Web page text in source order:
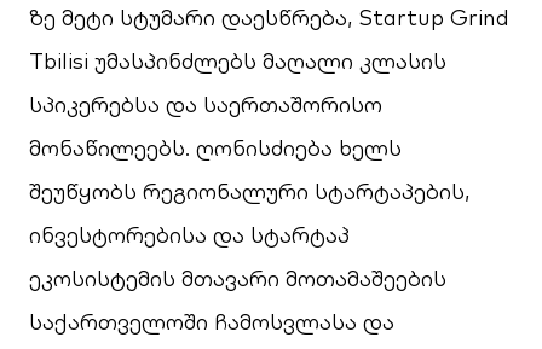
ზე მეტი სტუმარი დაესწრება, Startup Grind
Tbilisi უმასპინძლებს მაღალი კლასის
სპიკერებსა და საერთაშორისო
მონაწილეებს. ღონისძიება ხელს
შეუწყობს რეგიონალური სტარტაპების,
ინვესტორებისა და სტარტაპ
ეკოსისტემის მთავარი მოთამაშეების
საქართველოში ჩამოსვლასა და